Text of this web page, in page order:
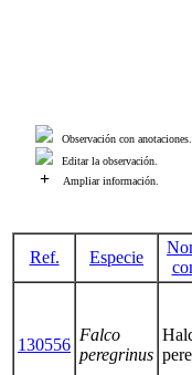
Observación con
Editar la observación.
+ Ampliar información.
Ref. Especie
130556
Falco
peregrinus